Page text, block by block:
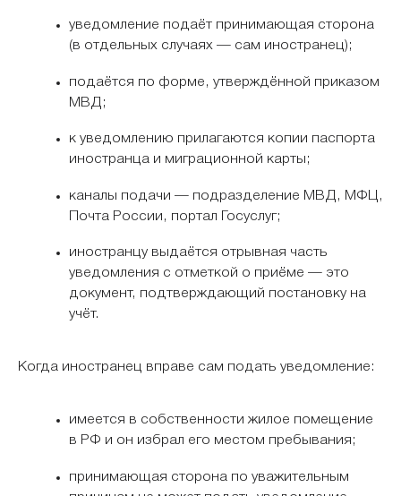
уведомление подаёт принимающая сторона
(в отдельных случаях — сам иностранец);
подаётся по форме, утверждённой приказом
МВД;
к уведомлению прилагаются копии паспорта
иностранца и миграционной карты;
каналы подачи — подразделение МВД, МФЦ,
Почта России, портал Госуслуг;
иностранцу выдаётся отрывная часть
уведомления с отметкой о приёме — это
документ, подтверждающий постановку на
учёт.
Когда иностранец вправе сам подать уведомление:
имеется в собственности жилое помещение
в РФ и он избрал его местом пребывания;
принимающая сторона по уважительным